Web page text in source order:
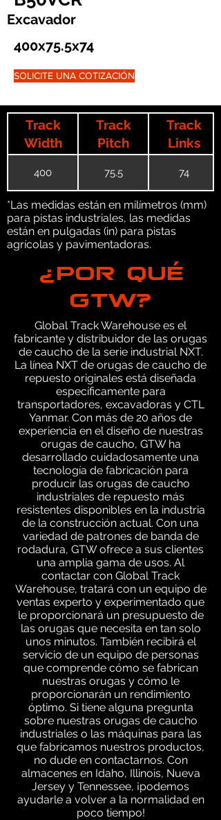
Excavador
400x75.5x74
SOLICITE UNA COTIZACIÓN
Track
Width
Track
Pitch
Track
Links
400 75.5 74
*Las medidas están en milímetros (mm)
para pistas industriales, las medidas
están en pulgadas (in) para pistas
agrícolas y pavimentadoras.
¿POR QUÉ
GTW?
Global Track Warehouse es el
fabricante y distribuidor de las orugas
de caucho de la serie industrial NXT.
La línea NXT de orugas de caucho de
repuesto originales está diseñada
específicamente para
transportadores, excavadoras y CTL
Yanmar. Con más de 20 años de
experiencia en el diseño de nuestras
orugas de caucho, GTW ha
desarrollado cuidadosamente una
tecnología de fabricación para
producir las orugas de caucho
industriales de repuesto más
resistentes disponibles en la industria
de la construcción actual. Con una
variedad de patrones de banda de
rodadura, GTW ofrece a sus clientes
una amplia gama de usos. Al
contactar con Global Track
Warehouse, tratará con un equipo de
ventas experto y experimentado que
le proporcionará un presupuesto de
las orugas que necesita en tan solo
unos minutos. También recibirá el
servicio de un equipo de personas
que comprende cómo se fabrican
nuestras orugas y cómo le
proporcionarán un rendimiento
óptimo. Si tiene alguna pregunta
sobre nuestras orugas de caucho
industriales o las máquinas para las
que fabricamos nuestros productos,
no dude en contactarnos. Con
almacenes en Idaho, Illinois, Nueva
Jersey y Tennessee, ¡podemos
ayudarle a volver a la normalidad en
poco tiempo!